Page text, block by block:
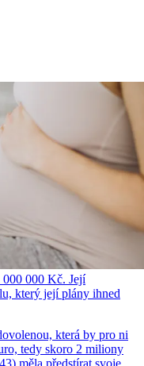
000 000 Kč. Její
který její plány ihned
která by pro ni
tedy skoro 2 miliony
měla předstírat svoje